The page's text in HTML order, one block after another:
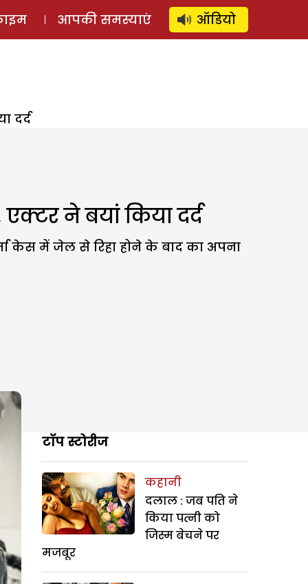
लॉग इन ⚲ SUBSCRIBE
आपकी समस्याएं ऑडियो
दर्द
ने बयां किया दर्द
केस में जेल से रिहा होने के बाद का अपना
टॉप स्टोरीज
कहानी
दलाल : जब पति ने
किया पत्नी को
जिस्म बेचने पर
मजबूर